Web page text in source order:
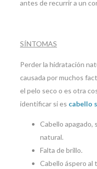
antes de recurrir a un
SÍNTOMAS
Perder la hidratación
causada por muchos
el pelo seco o es otra
identificar si es cabello
Cabello apagado,
natural.
Falta de brillo.
Cabello áspero al